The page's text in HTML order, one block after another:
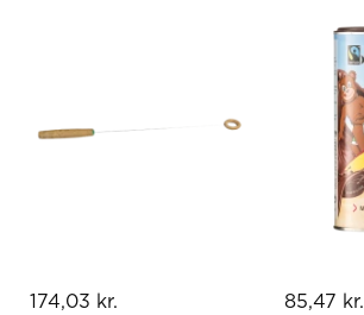
174,03 kr. 85,47 kr.